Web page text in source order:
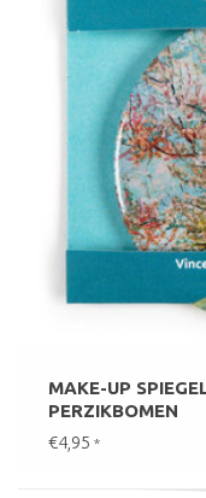
MAKE-UP
PERZIKBOMEN
€4,95 *